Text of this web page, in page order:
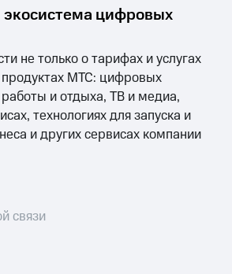
цифровых
не только о тарифах и услугах
продуктах МТС: цифровых
и отдыха, ТВ и медиа,
технологиях для запуска и
и других сервисах компании
связи